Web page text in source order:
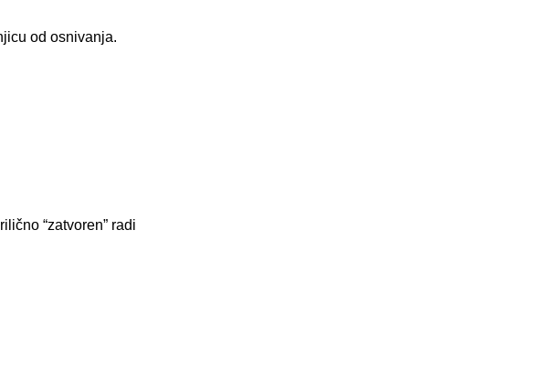
od osnivanja.
“zatvoren” radi